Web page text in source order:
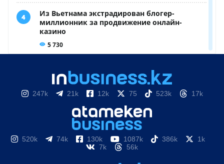
247k 21k 12k 75 523k 17k
520k 74k 130k 1087k 386k
1k
7k
56k